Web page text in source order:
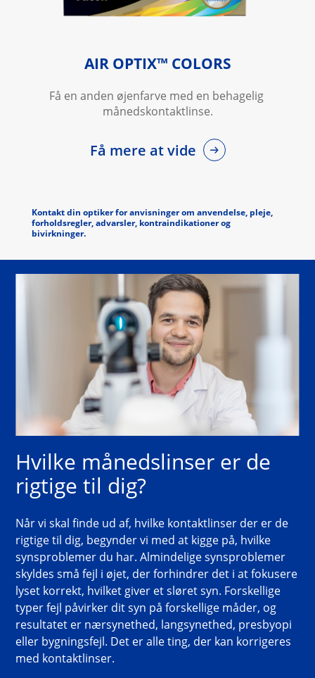
AIR OPTIX™ COLORS
Få en anden øjenfarve med en behagelig
månedskontaktlinse.
Få mere at vide
Kontakt din optiker for anvisninger om anvendelse, pleje,
forholdsregler, advarsler, kontraindikationer og
bivirkninger.
Hvilke månedslinser er de
rigtige til dig?
Når vi skal finde ud af, hvilke kontaktlinser der er de
rigtige til dig, begynder vi med at kigge på, hvilke
synsproblemer du har. Almindelige synsproblemer
skyldes små fejl i øjet, der forhindrer det i at fokusere
lyset korrekt, hvilket giver et sløret syn. Forskellige
typer fejl påvirker dit syn på forskellige måder, og
resultatet er nærsynethed, langsynethed, presbyopi
eller bygningsfejl. Det er alle ting, der kan korrigeres
med kontaktlinser.